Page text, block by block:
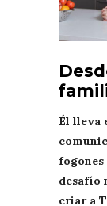
Él lleva
fogones
desafío
criar a